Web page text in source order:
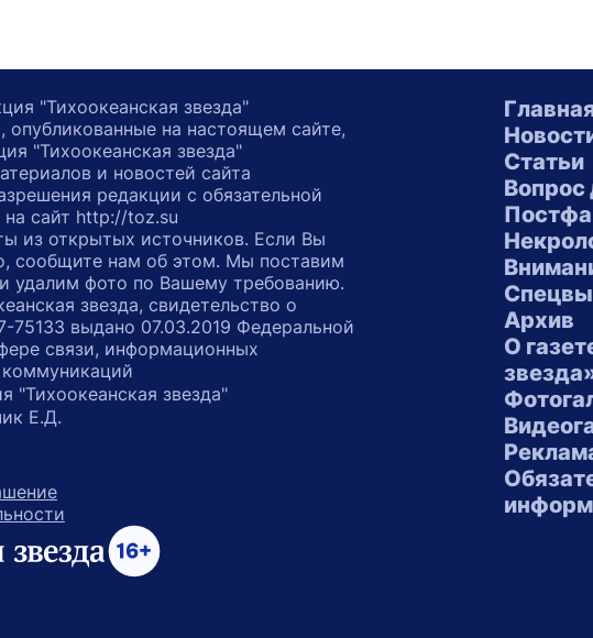
Статьи
Вопрос
Архив
О
"Тихоокеанская звезда"
опубликованные на настоящем сайте,
"Тихоокеанская звезда"
и новостей сайта
редакции с обязательной
сайт http://toz.su
из открытых источников. Если Вы
сообщите нам об этом. Мы поставим
удалим фото по Вашему требованию.
звезда, свидетельство о
выдано 07.03.2019 Федеральной
связи, информационных
"Тихоокеанская звезда"
Е.Д.
на главную
16+
в Одноклассниках
в Телеграмм